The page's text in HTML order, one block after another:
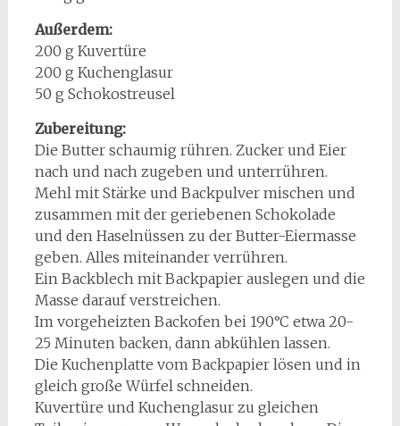
Außerdem:
200 g Kuvertüre
200 g Kuchenglasur
50 g Schokostreusel
Zubereitung:
Die Butter schaumig rühren. Zucker und Eier
nach und nach zugeben und unterrühren.
Mehl mit Stärke und Backpulver mischen und
zusammen mit der geriebenen Schokolade
und den Haselnüssen zu der Butter-Eiermasse
geben. Alles miteinander verrühren.
Ein Backblech mit Backpapier auslegen und die
Masse darauf verstreichen.
Im vorgeheizten Backofen bei 190°C etwa 20-
25 Minuten backen, dann abkühlen lassen.
Die Kuchenplatte vom Backpapier lösen und in
gleich große Würfel schneiden.
Kuvertüre und Kuchenglasur zu gleichen